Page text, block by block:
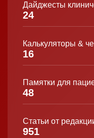
Дайджесты
24
Калькуляторы &
16
Памятки для
48
Статьи от
951